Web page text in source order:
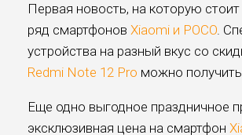
Первая новость, на которую
ряд смартфонов Xiaomi и POCO.
устройства на разный вкус со
Redmi Note 12 Pro можно
Еще одно выгодное праздничное
эксклюзивная цена на смартфон